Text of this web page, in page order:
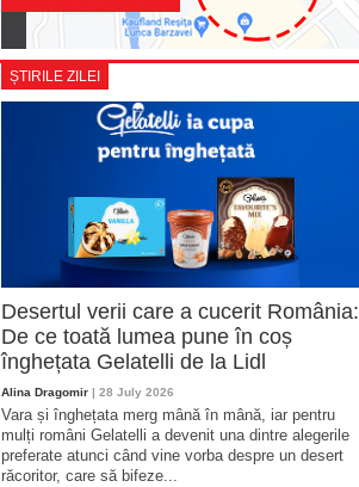
ȘTIRILE ZILEI
Desertul verii care a cucerit România:
De ce toată lumea pune în coș
înghețata Gelatelli de la Lidl
Alina Dragomir | 28 July 2026
Vara și înghețata merg mână în mână, iar pentru
mulți români Gelatelli a devenit una dintre alegerile
preferate atunci când vine vorba despre un desert
răcoritor, care să bifeze...